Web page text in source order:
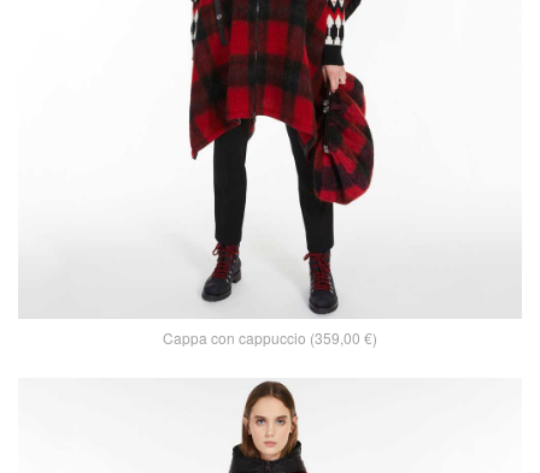
Cappa con cappuccio (359,00 €)